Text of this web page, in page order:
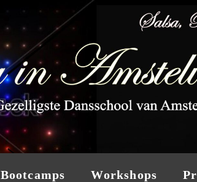
Bootcamps Workshops